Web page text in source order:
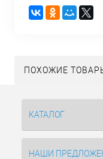
ПОХОЖИЕ
КАТАЛОГ
НАШИ